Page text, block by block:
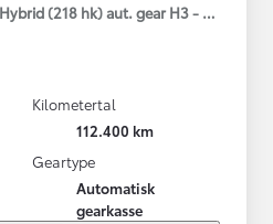
(218 hk) aut. gear H3 - Comfort
Kilometertal
112.400 km
Geartype
Automatisk
gearkasse